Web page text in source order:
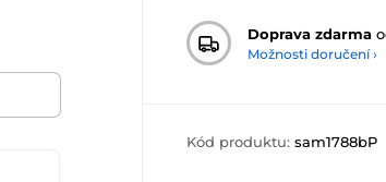
Doprava zdarma
Možnosti doručení ›
Kód produktu: sam1788bP